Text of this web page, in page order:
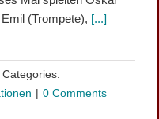
(Trompete), [...]
Categories:
| 0 Comments